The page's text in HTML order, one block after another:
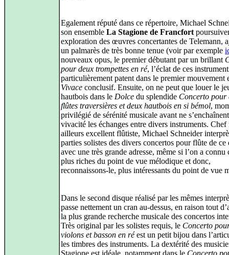
Egalement réputé dans ce répertoire, Michael
son ensemble La Stagione de Francfort
exploration des œuvres concertantes de Telemann,
un palmarès de très bonne tenue (voir par exemple
nouveaux opus, le premier débutant par un brillant
pour deux trompettes en ré, l’éclat de ces
particulièrement patent dans le premier mouvement
Vivace conclusif. Ensuite, on ne peut que louer le
hautbois dans le Dolce du splendide Concerto pour
flûtes traversières et deux hautbois en si bémol,
privilégié de sérénité musicale avant ne
vivacité les échanges entre divers instruments. Chef
ailleurs excellent flûtiste, Michael Schneider
parties solistes des divers concertos pour flûte de ce
avec une très grande adresse, même si l’on a connu
plus riches du point de vue mélodique et donc,
reconnaissons-le, plus intéressants du point de vue
Dans le second disque réalisé par les mêmes
passe nettement un cran au-dessus, en raison tout
la plus grande recherche musicale des concertos
Très original par les solistes requis, le Concerto
violons et basson en réest un petit bijou dans
les timbres des instruments. La dextérité des
Stagione est idéale, notamment dans le Concerto